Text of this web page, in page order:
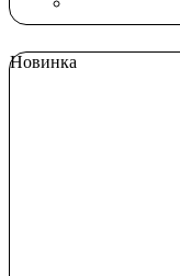
Новинка